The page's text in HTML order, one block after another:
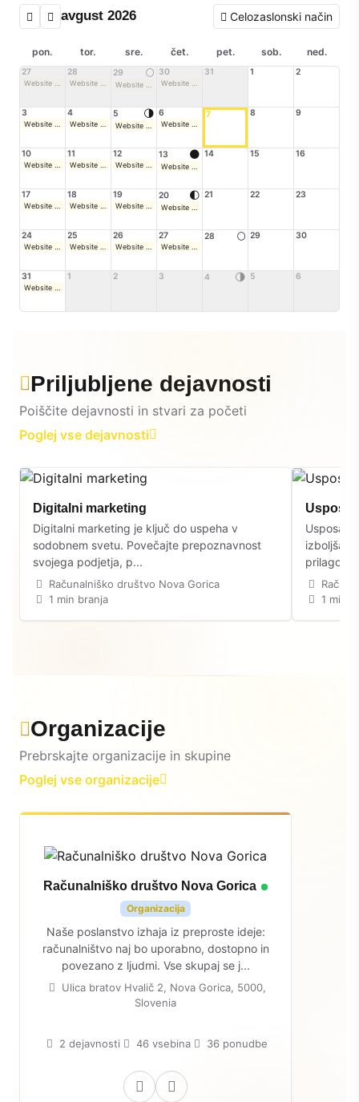
avgust 2026 Celozaslonski način
pon. tor. sre. čet. pet. sob. ned.
27 28 29 🌕 30 31 1 2
3 4 5 🌗 6 7 8 9
10 11 12 13 🌑 14 15 16
17 18 19 20 🌓 21 22 23
24 25 26 27 28 🌕 29 30
31 1 2 3 4 🌗 5 6
Priljubljene dejavnosti
Poiščite dejavnosti in stvari za početi
Poglej vse dejavnosti
Digitalni marketing
Digitalni marketing je ključ do uspeha v
sodobnem svetu. Povečajte prepoznavnost
svojega podjetja, p...
Računalniško društvo Nova Gorica
1 min branja
1 min
Organizacije
Prebrskajte organizacije in skupine
Poglej vse organizacije
Računalniško društvo Nova Gorica
Organizacija
Naše poslanstvo izhaja iz preproste ideje:
računalništvo naj bo uporabno, dostopno in
povezano z ljudmi. Vse skupaj se j...
Ulica bratov Hvalič 2, Nova Gorica, 5000,
Slovenia
2 dejavnosti 46 vsebina 36 ponudbe